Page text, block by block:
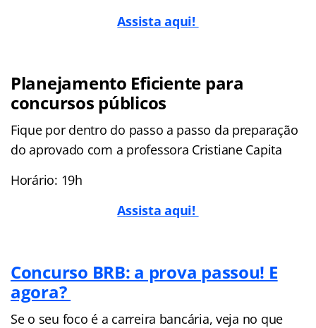
Assista aqui!
Planejamento Eficiente para
concursos públicos
Fique por dentro do passo a passo da preparação
do aprovado com a professora Cristiane Capita
Horário: 19h
Assista aqui!
Concurso BRB: a prova passou! E
agora?
Se o seu foco é a carreira bancária, veja no que